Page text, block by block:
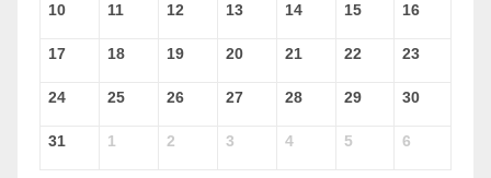
10 11 12 13 14 15 16
17 18 19 20 21 22 23
24 25 26 27 28 29 30
31 1 2 3 4 5 6